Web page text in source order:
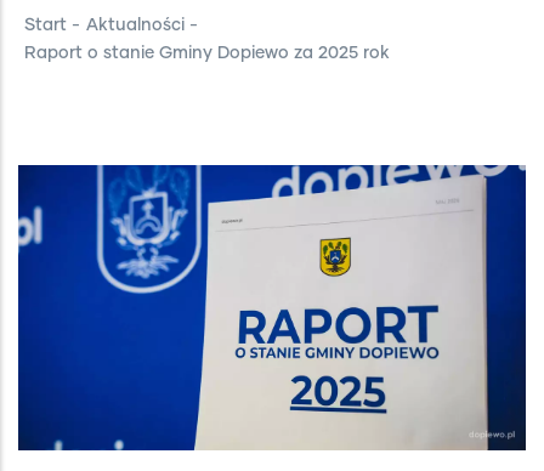
Start - Aktualności -
Raport o stanie Gminy Dopiewo za 2025 rok